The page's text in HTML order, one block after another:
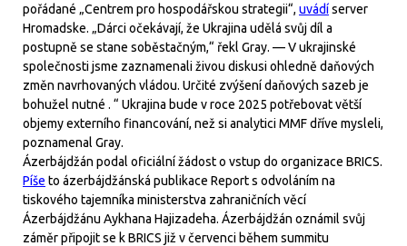
pořádané „Centrem pro hospodářskou strategii“, uvádíserver
Hromadske. „Dárci očekávají, že Ukrajina udělá svůj díl a
postupně se stane soběstačným,“ řekl Gray. — V ukrajinské
společnosti jsme zaznamenali živou diskusi ohledně daňových
změn navrhovaných vládou. Určité zvýšení daňových sazeb je
bohužel nutné . “ Ukrajina bude v roce 2025 potřebovat větší
objemy externího financování, než si analytici MMF dříve mysleli,
poznamenal Gray.
Ázerbájdžán podal oficiální žádost o vstup do organizace BRICS.
Píše to ázerbájdžánská publikace Report s odvoláním na
tiskového tajemníka ministerstva zahraničních věcí
Ázerbájdžánu Aykhana Hajizadeha. Ázerbájdžán oznámil svůj
záměr připojit se k BRICS již v červenci během summitu